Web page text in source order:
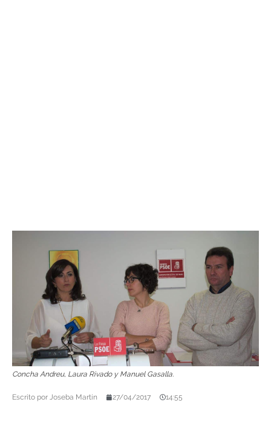
Concha Andreu, Laura Rivado y Manuel Gasalla.
Escrito por Joseba Martín 27/04/2017 14:55